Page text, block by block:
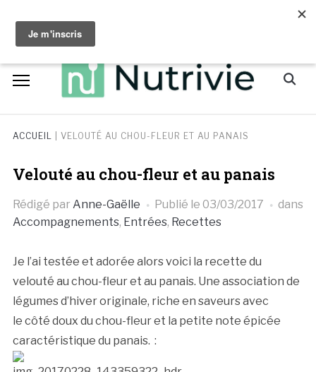
content
Search
ACCUEIL VELOUTÉ AU CHOU-FLEUR ET AU PANAIS
Velouté au chou-fleur et au panais
Rédigé par Anne-Gaëlle Publié le 03/03/2017
dans
Accompagnements, Entrées, Recettes
Je l’ai testée et adorée alors voici la recette du
velouté au chou-fleur et au panais. Une association de
légumes d’hiver originale, riche en saveurs avec
le côté doux du chou-fleur et la petite note épicée
caractéristique du panais. :